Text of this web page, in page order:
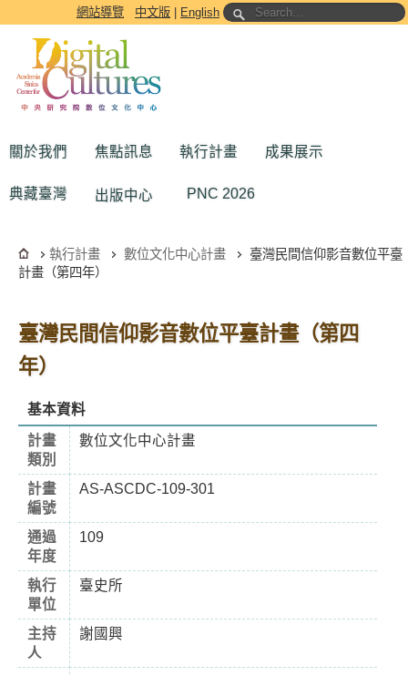
跳到主要內容區塊網站導覽 中文版 English
關於我們 焦點訊息 執行計畫 成果展示
典藏臺灣 出版中心 PNC 2026
執行計畫 數位文化中心計畫
臺灣民間信仰影音數位平臺
計畫（第四年）
臺灣民間信仰影音數位平臺計畫（第四
年）
基本資料
計畫
類別
數位文化中心計畫
計畫
編號
AS-ASCDC-109-301
通過
年度
109
執行
單位
臺史所
主持
人
謝國興